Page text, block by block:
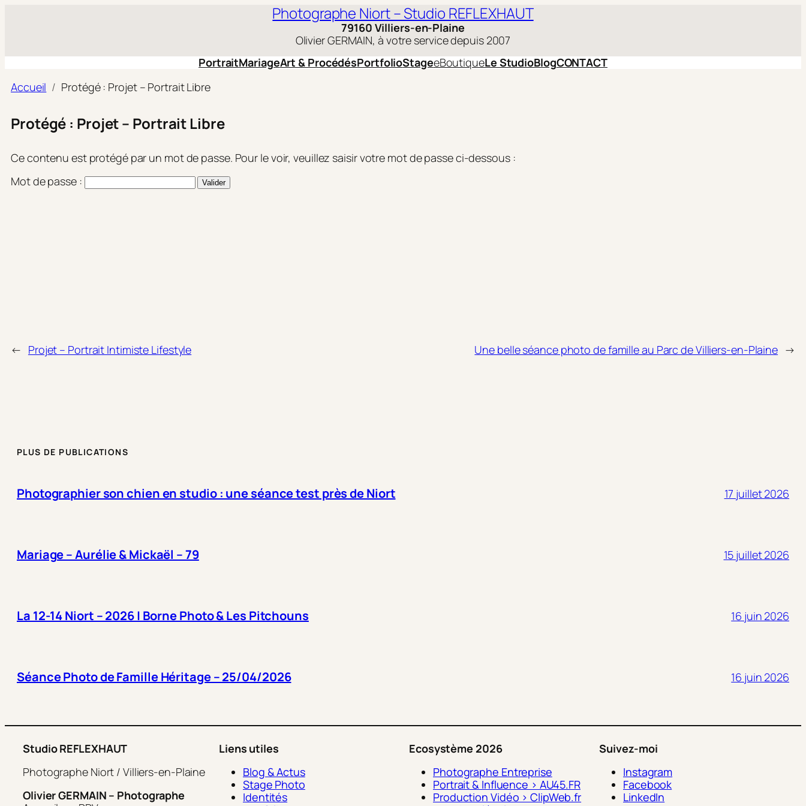
Photographe Niort – Studio REFLEXHAUT
79160 Villiers-en-Plaine
Olivier GERMAIN, à votre service depuis 2007
PortraitMariageArt & ProcédésPortfolioStageeBoutiqueLe StudioBlogCONTACT
Accueil
Protégé : Projet – Portrait Libre
Protégé : Projet – Portrait Libre
Ce contenu est protégé par un mot de passe. Pour le voir, veuillez saisir votre mot de passe ci-dessous :
Mot de passe :
← Projet – Portrait Intimiste Lifestyle Une belle séance photo de famille au Parc de Villiers-en-Plaine →
PLUS DE PUBLICATIONS
Photographier son chien en studio : une séance test près de Niort 17 juillet 2026
Mariage – Aurélie & Mickaël – 79 15 juillet 2026
La 12-14 Niort – 2026 | Borne Photo & Les Pitchouns 16 juin 2026
Séance Photo de Famille Héritage – 25/04/2026 16 juin 2026
Studio REFLEXHAUT
Photographe Niort / Villiers-en-Plaine
Olivier GERMAIN – Photographe
Liens utiles
Blog & Actus
Stage Photo
Identités
Ecosystème 2026
Photographe Entreprise
Portrait & Influence > AU45.FR
Production Vidéo > ClipWeb.fr
Suivez-moi
Instagram
Facebook
LinkedIn